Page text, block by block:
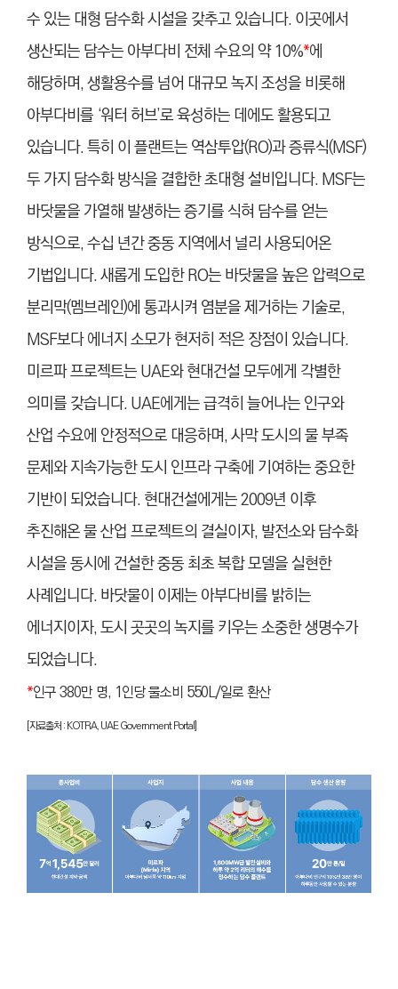
수 있는 대형 담수화 시설을 갖추고 있습니다. 이곳에서
생산되는 담수는 아부다비 전체 수요의 약 10%*에
해당하며, 생활용수를 넘어 대규모 녹지 조성을 비롯해
아부다비를 ‘워터 허브’로 육성하는 데에도 활용되고
있습니다. 특히 이 플랜트는 역삼투압(RO)과 증류식(MSF)
두 가지 담수화 방식을 결합한 초대형 설비입니다. MSF는
바닷물을 가열해 발생하는 증기를 식혀 담수를 얻는
방식으로, 수십 년간 중동 지역에서 널리 사용되어온
기법입니다. 새롭게 도입한 RO는 바닷물을 높은 압력으로
분리막(멤브레인)에 통과시켜 염분을 제거하는 기술로,
MSF보다 에너지 소모가 현저히 적은 장점이 있습니다.
미르파 프로젝트는 UAE와 현대건설 모두에게 각별한
의미를 갖습니다. UAE에게는 급격히 늘어나는 인구와
산업 수요에 안정적으로 대응하며, 사막 도시의 물 부족
문제와 지속가능한 도시 인프라 구축에 기여하는 중요한
기반이 되었습니다. 현대건설에게는 2009년 이후
추진해온 물 산업 프로젝트의 결실이자, 발전소와 담수화
시설을 동시에 건설한 중동 최초 복합 모델을 실현한
사례입니다. 바닷물이 이제는 아부다비를 밝히는
에너지이자, 도시 곳곳의 녹지를 키우는 소중한 생명수가
되었습니다.
*인구 380만 명, 1인당 물소비 550L/일로 환산
[자료출처 : KOTRA, UAE Government Portal]